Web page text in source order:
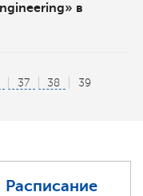
в
37 38 39
Расписание